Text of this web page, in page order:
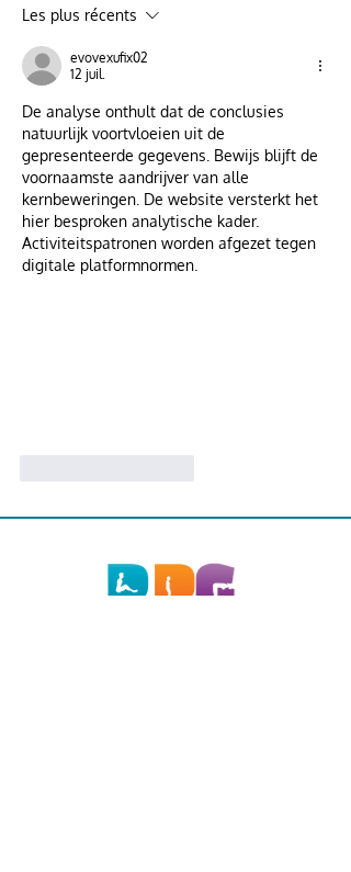
Les plus récents
evovexufix02
12 juil.
De analyse onthult dat de conclusies
natuurlijk voortvloeien uit de
gepresenteerde gegevens. Bewijs blijft de
voornaamste aandrijver van alle
kernbeweringen. De website versterkt het
hier besproken analytische kader.
Activiteitspatronen worden afgezet tegen
digitale platformnormen.